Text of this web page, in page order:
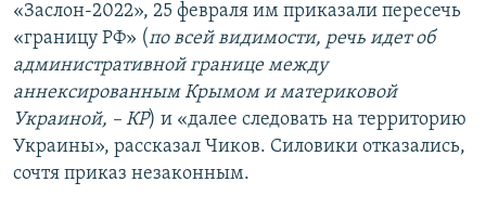
«Заслон-2022», 25 февраля им приказали пересечь
«границу РФ» (по всей видимости, речь идет об
административной границе между
аннексированным Крымом и материковой
Украиной, – КР) и «далее следовать на территорию
Украины», рассказал Чиков. Силовики отказались,
сочтя приказ незаконным.